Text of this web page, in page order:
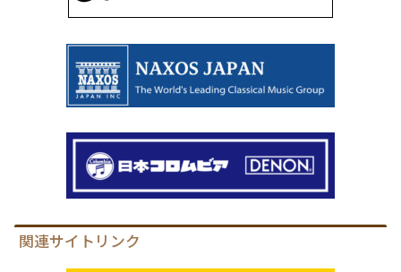
関連サイトリンク